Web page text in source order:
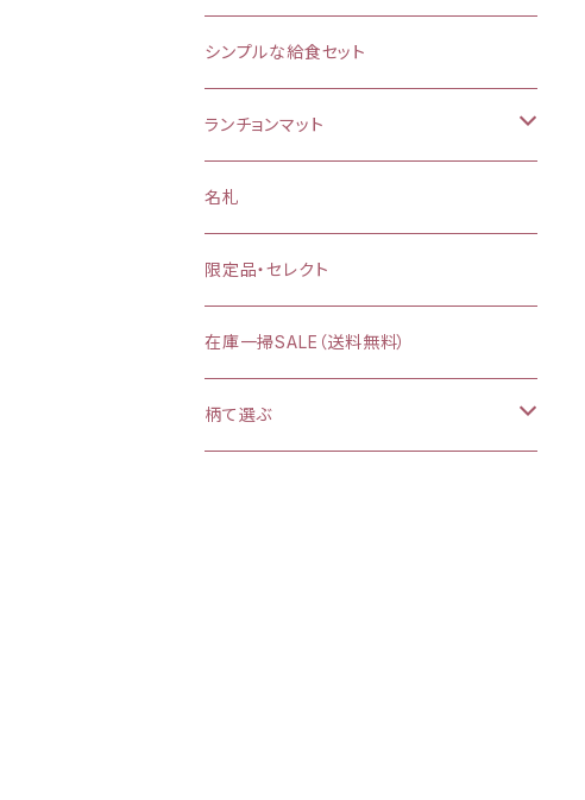
(大)約 縦37×横34マチ＋8cm
お弁当袋
【給食袋・おやつ袋】約 縦25×20cm
シンプルな給食セット
ランチョンマット
縦25×横35cm
縦30×横40cm
名札
限定品・セレクト
在庫一掃SALE（送料無料）
柄て選ぶ